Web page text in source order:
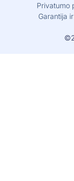
Privatumo
Garantija